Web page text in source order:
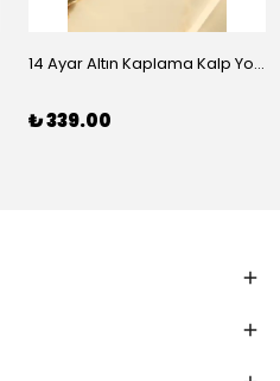
14 Ayar Altın Kaplama Kalp Yolu Bileklik
₺ 339.00